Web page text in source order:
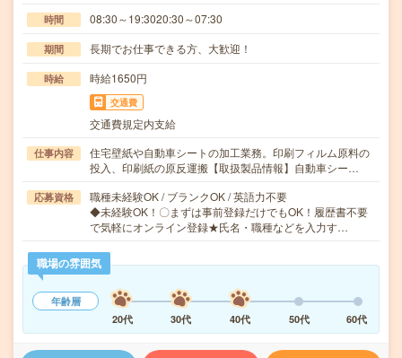
時間 08:30～19:3020:30～07:30
期間 長期でお仕事できる方、大歓迎！
時給 時給1650円
交通費
交通費規定内支給
仕事内容
住宅壁紙や自動車シートの加工業務。印刷フィルム原料の
投入、印刷紙の原反運搬【取扱製品情報】自動車シー…
応募資格
職種未経験OK / ブランクOK / 英語力不要
◆未経験OK！〇まずは事前登録だけでもOK！履歴書不要
で気軽にオンライン登録★氏名・職種などを入力す…
職場の雰囲気
年齢層
20代
30代 40代 50代 60代